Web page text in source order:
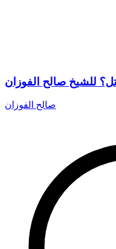
للشيخ صالح الفوزان
صالح الفوزان